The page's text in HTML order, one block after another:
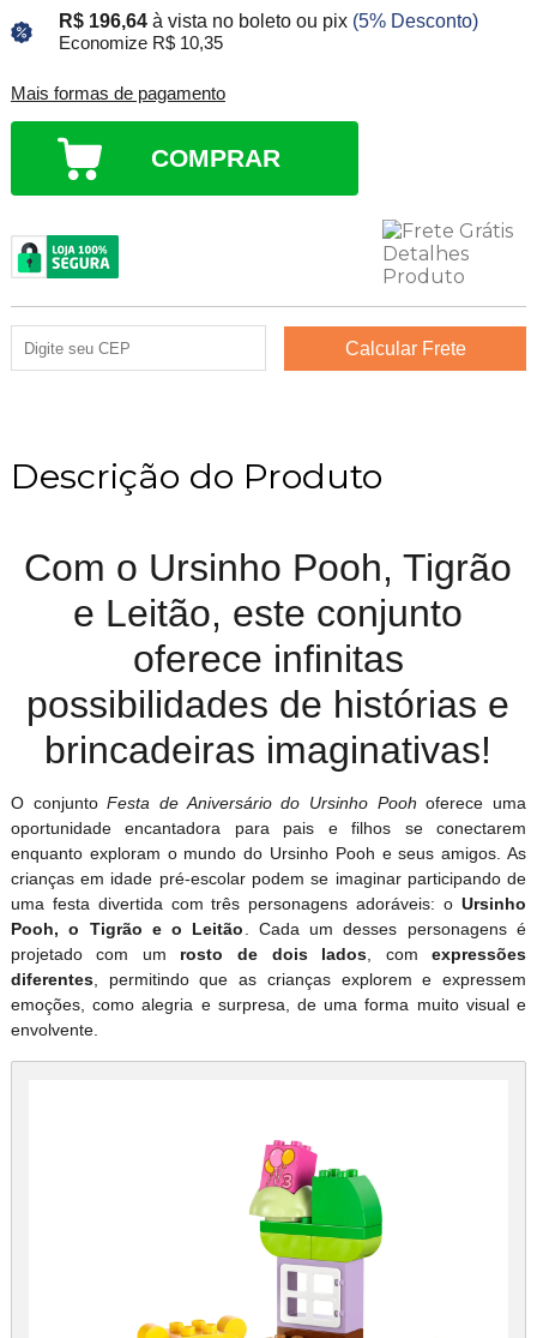
R$ 196,64 à vista no boleto ou pix (5% Desconto)
Economize R$ 10,35
Mais formas de pagamento
COMPRAR
Descrição do Produto
Com o Ursinho Pooh, Tigrão
e Leitão, este conjunto
oferece infinitas
possibilidades de histórias e
brincadeiras imaginativas!
O conjuntoFesta de Aniversário do Ursinho Pooh oferece uma
oportunidade encantadora para pais e filhos se conectarem
enquanto exploram o mundo do Ursinho Pooh e seus amigos. As
crianças em idade pré-escolar podem se imaginar participando de
uma festa divertida com três personagens adoráveis: oUrsinho
Pooh, o Tigrão e o Leitão. Cada um desses personagens é
projetado com um rosto de dois lados, comexpressões
diferentes, permitindo que as crianças explorem e expressem
emoções, como alegria e surpresa, de uma forma muito visual e
envolvente.